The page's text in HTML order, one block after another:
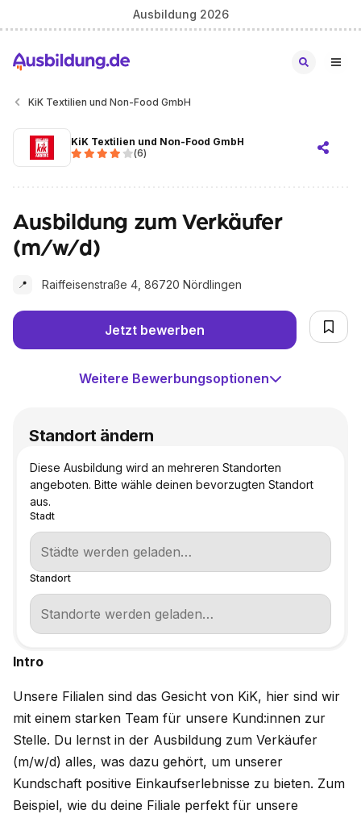
Ausbildung 2026
KiK Textilien und Non-Food GmbH
KiK Textilien und Non-Food GmbH
(6)
Ausbildung zum Verkäufer
(m/w/d)
📍 Raiffeisenstraße 4, 86720 Nördlingen
Jetzt bewerben
Weitere Bewerbungsoptionen
Intro
Unsere Filialen sind das Gesicht von KiK, hier sind wir
mit einem starken Team für unsere Kund:innen zur
Stelle. Du lernst in der Ausbildung zum Verkäufer
(m/w/d) alles, was dazu gehört, um unserer
Kundschaft positive Einkaufserlebnisse zu bieten. Zum
Beispiel, wie du deine Filiale perfekt für unsere
Standort ändern
Diese Ausbildung wird an mehreren Standorten
angeboten. Bitte wähle deinen bevorzugten Standort
aus.
Stadt
Standort